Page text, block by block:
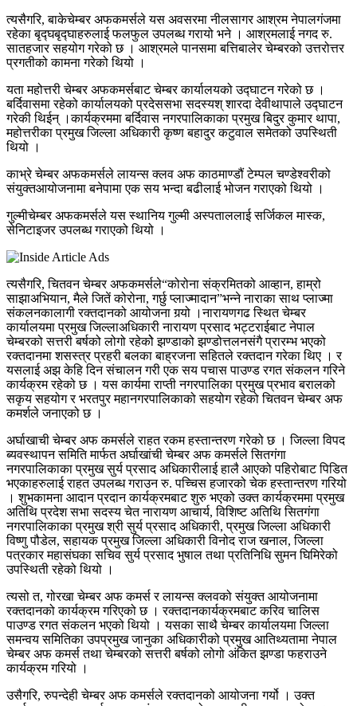
त्यसैगरि, बाकेचेम्बर अफकमर्सले यस अवसरमा नीलसागर आश्रम नेपालगंजमा
रहेका बृद्घबृद्घाहरुलाई फलफुल उपलब्ध गरायो भने । आश्रमलाई नगद रु.
सातहजार सहयोग गरेको छ । आश्रमले पानसमा बत्तिबालेर चेम्बरको उत्तरोत्तर
प्रगतीको कामना गरेको थियो ।
यता महोत्तरी चेम्बर अफकमर्सबाट चेम्बर कार्यालयको उद्घाटन गरेको छ ।
बर्दिवासमा रहेको कार्यालयको प्रदेससभा सदस्यश् शारदा देवीथापाले उद्घाटन
गरेकी थिईन् ।कार्यक्रममा बर्दिवास नगरपालिकाका प्रमुख बिदुर कुमार थापा,
महोत्तरीका प्रमुख जिल्ला अधिकारी कृष्ण बहादुर कटुवाल समेतको उपस्थिती
थियो ।
काभ्रे चेम्बर अफकमर्सले लायन्स क्लव अफ काठमाण्डौं टेम्पल चण्डेश्वरीको
संयुक्तआयोजनामा बनेपामा एक सय भन्दा बढीलाई भोजन गराएको थियो ।
गुल्मीचेम्बर अफकमर्सले यस स्थानिय गुल्मी अस्पताललाई सर्जिकल मास्क,
सेनिटाइजर उपलब्ध गराएको थियो ।
त्यसैगरि, चितवन चेम्बर अफकमर्सले“कोरोना संक्रमितको आव्हान, हाम्रो
साझाअभियान, मैले जितें कोरोना, गर्छु प्लाज्मादान”भन्ने नाराका साथ प्लाज्मा
संकलनकालागी रक्तदानको आयोजना गर्‍यो ।नारायणगढ स्थित चेम्बर
कार्यालयमा प्रमुख जिल्लाअधिकारी नारायण प्रसाद भट्टराईबाट नेपाल
चेम्बरको सत्तरी बर्षको लोगो रहेकोे झण्डाको झण्डोत्तलनसंगै प्रारम्भ भएको
रक्तदानमा शसस्त्र प्रहरी बलका बाह्रजना सहितले रक्तदान गरेका थिए । र
यसलाई अझ केहि दिन संचालन गरी एक सय पचास पाउण्ड रगत संकलन गरिने
कार्यक्रम रहेको छ । यस कार्यमा राप्ती नगरपालिका प्रमुख प्रभाव बरालको
सकृय सहयोग र भरतपुर महानगरपालिकाको सहयोग रहेको चितवन चेम्बर अफ
कमर्शले जनाएको छ ।
अर्घाखाची चेम्बर अफ कमर्सले राहत रकम हस्तान्तरण गरेको छ । जिल्ला विपद
ब्यवस्थापन समिति मार्फत अर्घाखांची चेम्बर अफ कमर्सले सितगंगा
नगरपालिकाका प्रमुख सुर्य प्रसाद अधिकारीलाई हालै आएको पहिरोबाट पिडित
भएकाहरुलाई राहत उपलब्ध गराउन रु. पच्चिस हजारको चेक हस्तान्तरण गरियो
। शुभकामना आदान प्रदान कार्यक्रमबाट शुरु भएको उक्त कार्यक्रममा प्रमुख
अतिथि प्रदेश सभा सदस्य चेत नारायण आचार्य, विशिष्ट अतिथि सितगंगा
नगरपालिकाका प्रमुख श्री सुर्य प्रसाद अधिकारी, प्रमुख जिल्ला अधिकारी
विष्णु पौडेल, सहायक प्रमुख जिल्ला अधिकारी विनोद राज खनाल, जिल्ला
पत्रकार महासंघका सचिव सुर्य प्रसाद भुषाल तथा प्रतिनिधि सुमन घिमिरेको
उपस्थिती रहेको थियो ।
त्यसो त, गोरखा चेम्बर अफ कमर्स र लायन्स क्लवको संयुक्त आयोजनामा
रक्तदानको कार्यक्रम गरिएको छ । रक्तदानकार्यक्रमबाट करिव चालिस
पाउण्ड रगत संकलन भएको थियो । यसका साथै चेम्बर कार्यालयमा जिल्ला
समन्वय समितिका उपप्रमुख जानुका अधिकारीको प्रमुख आतिथ्यतामा नेपाल
चेम्बर अफ कमर्स तथा चेम्बरको सत्तरी बर्षको लोगो अंकित झण्डा फहराउने
कार्यक्रम गरियो ।
उसैगरि, रुपन्देही चेम्बर अफ कमर्सले रक्तदानको आयोजना गर्यो । उक्त